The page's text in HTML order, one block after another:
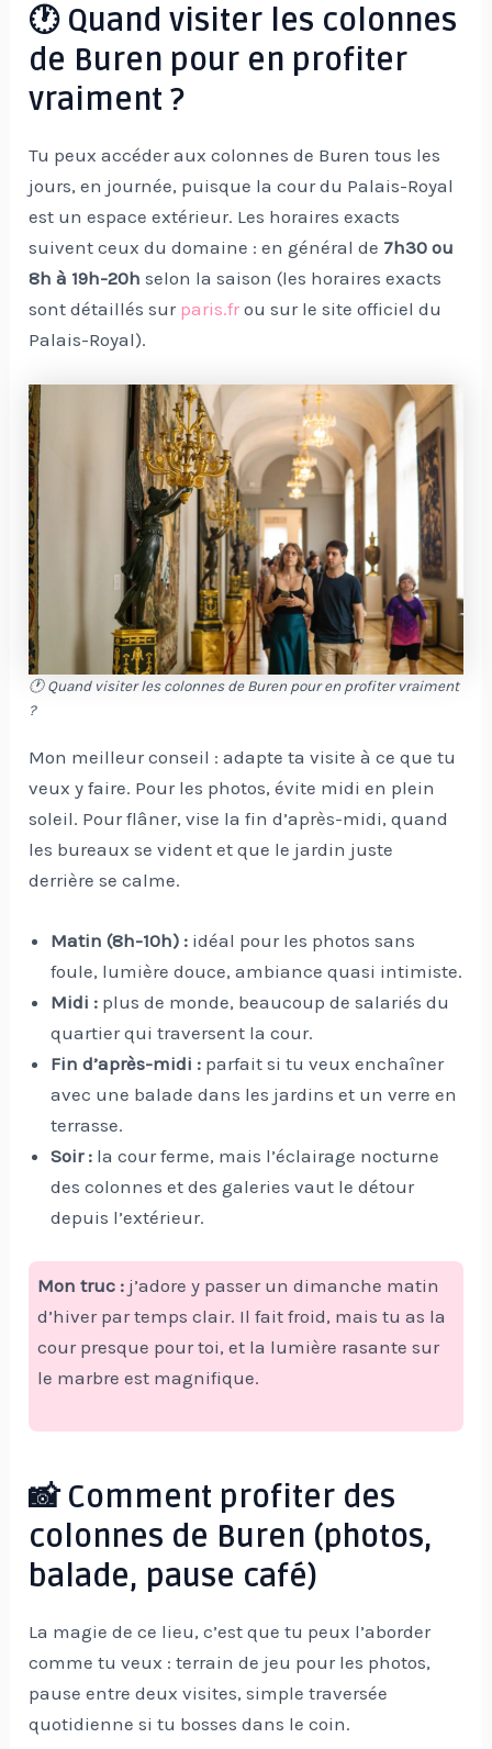
🕐 Quand visiter les colonnes
de Buren pour en profiter
vraiment ?
Tu peux accéder aux colonnes de Buren tous les
jours, en journée, puisque la cour du Palais-Royal
est un espace extérieur. Les horaires exacts
suivent ceux du domaine : en général de 7h30 ou
8h à 19h-20h selon la saison (les horaires exacts
sont détaillés sur paris.fr ou sur le site officiel du
Palais-Royal).
🕐 Quand visiter les colonnes de Buren pour en profiter vraiment
?
Mon meilleur conseil : adapte ta visite à ce que tu
veux y faire. Pour les photos, évite midi en plein
soleil. Pour flâner, vise la fin d’après-midi, quand
les bureaux se vident et que le jardin juste
derrière se calme.
Matin (8h-10h) : idéal pour les photos sans
foule, lumière douce, ambiance quasi intimiste.
Midi : plus de monde, beaucoup de salariés du
quartier qui traversent la cour.
Fin d’après-midi : parfait si tu veux enchaîner
avec une balade dans les jardins et un verre en
terrasse.
Soir : la cour ferme, mais l’éclairage nocturne
des colonnes et des galeries vaut le détour
depuis l’extérieur.
Mon truc : j’adore y passer un dimanche matin
d’hiver par temps clair. Il fait froid, mais tu as la
cour presque pour toi, et la lumière rasante sur
le marbre est magnifique.
📸 Comment profiter des
colonnes de Buren (photos,
balade, pause café)
La magie de ce lieu, c’est que tu peux l’aborder
comme tu veux : terrain de jeu pour les photos,
pause entre deux visites, simple traversée
quotidienne si tu bosses dans le coin.